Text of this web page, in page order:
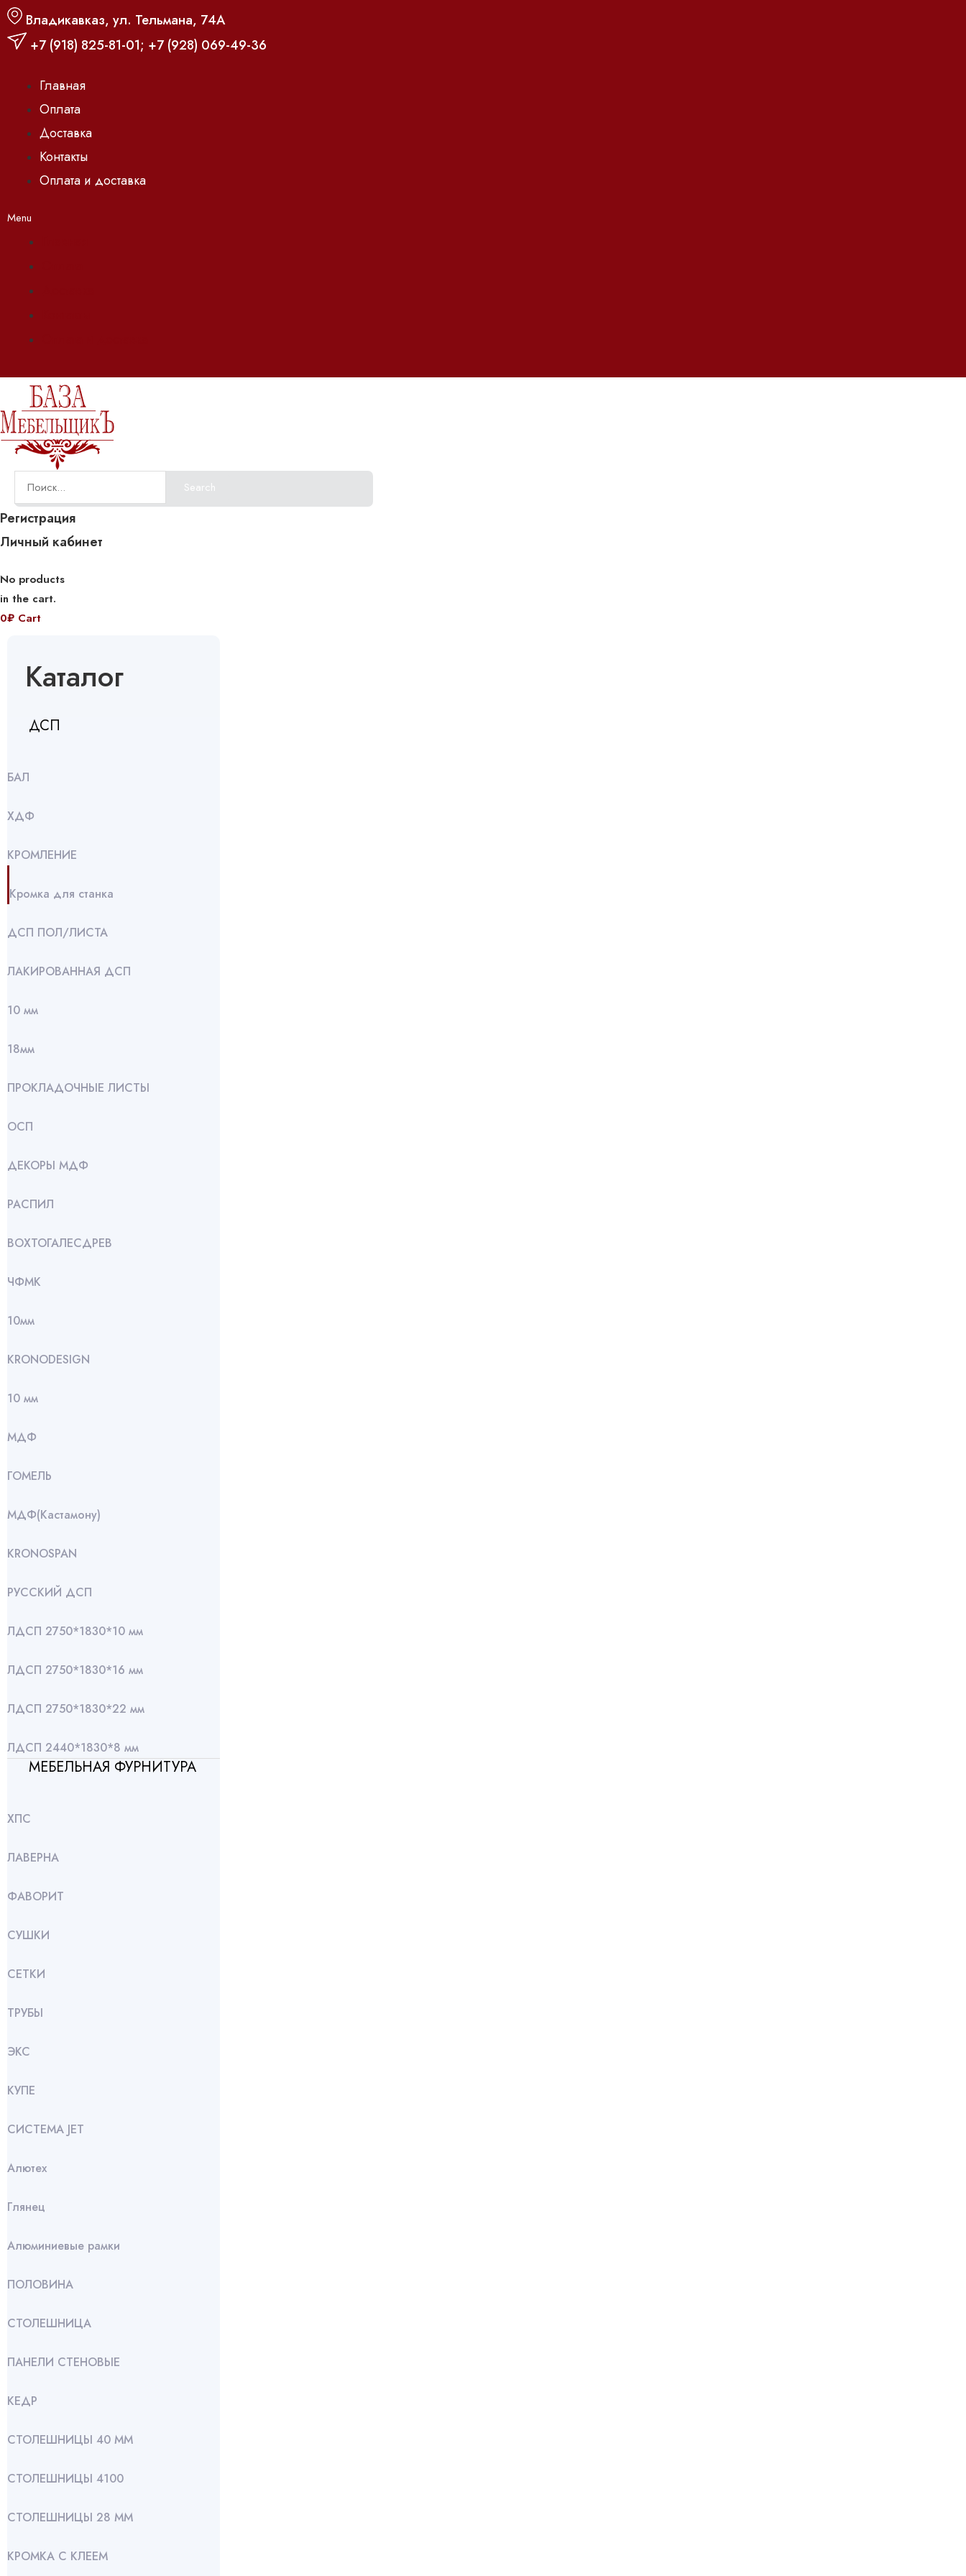
Владикавказ, ул. Тельмана, 74А
+7 (918) 825-81-01; +7 (928) 069-49-36
Главная
Оплата
Доставка
Контакты
Оплата и доставка
Menu
Search
Регистрация
Личный кабинет
No products
in the cart.
0₽ Cart
Каталог
ДСП
БАЛ
ХДФ
КРОМЛЕНИЕ
Кромка для станка
ДСП ПОЛ/ЛИСТА
ЛАКИРОВАННАЯ ДСП
10 мм
18мм
ПРОКЛАДОЧНЫЕ ЛИСТЫ
ОСП
ДЕКОРЫ МДФ
РАСПИЛ
ВОХТОГАЛЕСДРЕВ
ЧФМК
10мм
KRONODESIGN
10 мм
МДФ
ГОМЕЛЬ
МДФ(Кастамону)
KRONOSPAN
РУССКИЙ ДСП
ЛДСП 2750*1830*10 мм
ЛДСП 2750*1830*16 мм
ЛДСП 2750*1830*22 мм
ЛДСП 2440*1830*8 мм
МЕБЕЛЬНАЯ ФУРНИТУРА
ХПС
ЛАВЕРНА
ФАВОРИТ
СУШКИ
СЕТКИ
ТРУБЫ
ЭКС
КУПЕ
СИСТЕМА JET
Алютех
Глянец
Алюминиевые рамки
ПОЛОВИНА
СТОЛЕШНИЦА
ПАНЕЛИ СТЕНОВЫЕ
КЕДР
СТОЛЕШНИЦЫ 40 ММ
СТОЛЕШНИЦЫ 4100
СТОЛЕШНИЦЫ 28 ММ
КРОМКА С КЛЕЕМ